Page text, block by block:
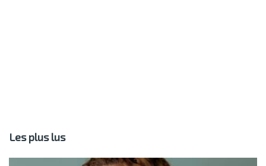
Les plus lus